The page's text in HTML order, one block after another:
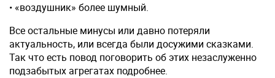
• «воздушник» более шумный.
Все остальные минусы или давно потеряли
актуальность, или всегда были досужими сказками.
Так что есть повод поговорить об этих незаслуженно
подзабытых агрегатах подробнее.